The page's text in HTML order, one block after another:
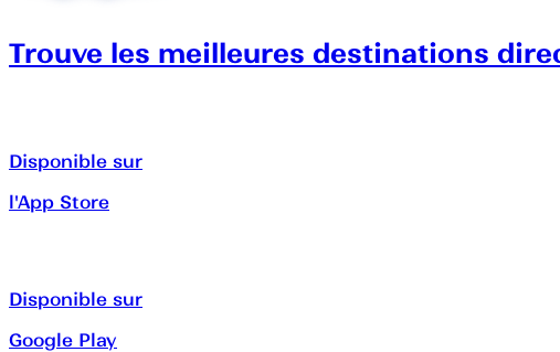
Trouve les meilleures destinations
Disponible sur
l'App Store
Disponible sur
Google Play